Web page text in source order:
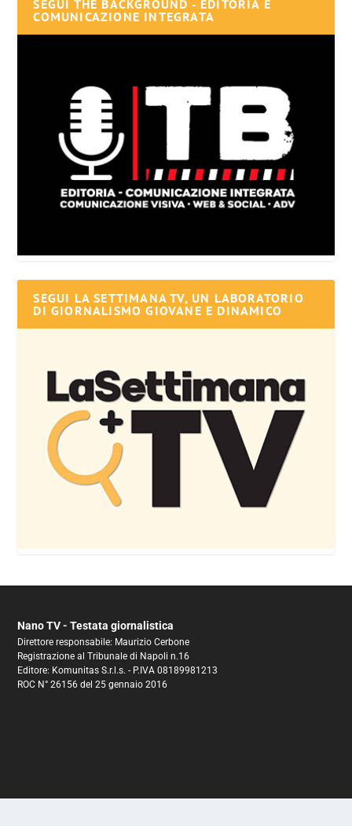
SEGUI THE BACKGROUND - EDITORIA E
COMUNICAZIONE INTEGRATA
SEGUI LA SETTIMANA TV, UN LABORATORIO
DI GIORNALISMO GIOVANE E DINAMICO
Nano TV - Testata giornalistica
Direttore responsabile: Maurizio Cerbone
Registrazione al Tribunale di Napoli n.16
Editore: Komunitas S.r.l.s. - P.IVA 08189981213
ROC N° 26156 del 25 gennaio 2016